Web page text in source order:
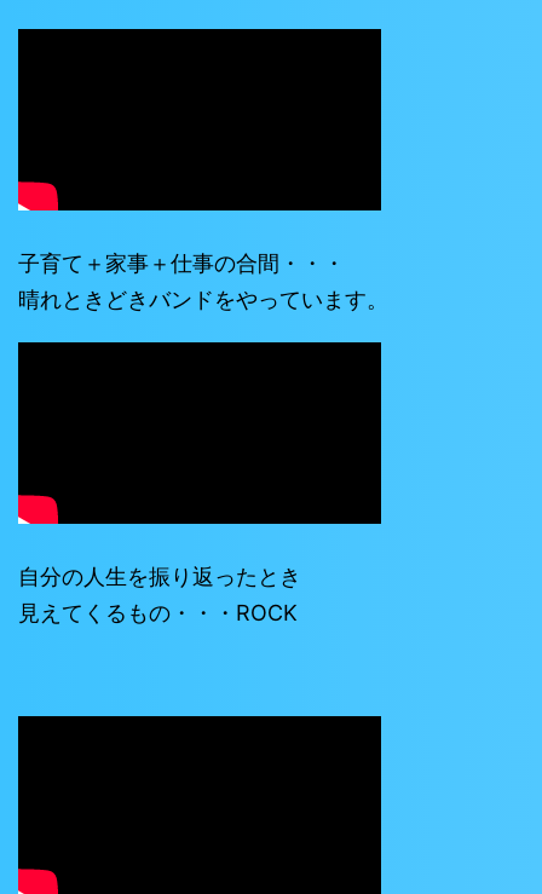
子育て＋家事＋仕事の合間・・・
晴れときどきバンドをやっています。
自分の人生を振り返ったとき
見えてくるもの・・・ROCK